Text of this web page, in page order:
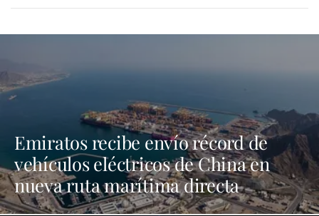
Emiratos recibe envío récord de
vehículos eléctricos de China en
nueva ruta marítima directa